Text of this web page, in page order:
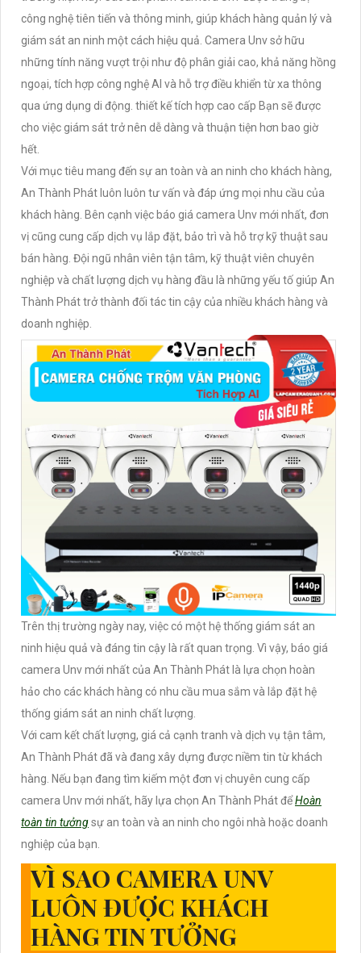
công nghệ tiên tiến và thông minh, giúp khách hàng quản lý và
giám sát an ninh một cách hiệu quả. Camera Unv sở hữu
những tính năng vượt trội như độ phân giải cao, khả năng hồng
ngoại, tích hợp công nghệ AI và hỗ trợ điều khiển từ xa thông
qua ứng dụng di động. thiết kế tích hợp cao cấp Bạn sẽ được
cho việc giám sát trở nên dễ dàng và thuận tiện hơn bao giờ
hết.
Với mục tiêu mang đến sự an toàn và an ninh cho khách hàng,
An Thành Phát luôn luôn tư vấn và đáp ứng mọi nhu cầu của
khách hàng. Bên cạnh việc báo giá camera Unv mới nhất, đơn
vị cũng cung cấp dịch vụ lắp đặt, bảo trì và hỗ trợ kỹ thuật sau
bán hàng. Đội ngũ nhân viên tận tâm, kỹ thuật viên chuyên
nghiệp và chất lượng dịch vụ hàng đầu là những yếu tố giúp An
Thành Phát trở thành đối tác tin cậy của nhiều khách hàng và
doanh nghiệp.
Trên thị trường ngày nay, việc có một hệ thống giám sát an
ninh hiệu quả và đáng tin cậy là rất quan trọng. Vì vậy, báo giá
camera Unv mới nhất của An Thành Phát là lựa chọn hoàn
hảo cho các khách hàng có nhu cầu mua sắm và lắp đặt hệ
thống giám sát an ninh chất lượng.
Với cam kết chất lượng, giá cả cạnh tranh và dịch vụ tận tâm,
An Thành Phát đã và đang xây dựng được niềm tin từ khách
hàng. Nếu bạn đang tìm kiếm một đơn vị chuyên cung cấp
camera Unv mới nhất, hãy lựa chọn An Thành Phát đểHoàn
toàn tin tưởngsự an toàn và an ninh cho ngôi nhà hoặc doanh
nghiệp của bạn.
VÌ SAO CAMERA UNV
LUÔN ĐƯỢC KHÁCH
HÀNG TIN TƯỞNG